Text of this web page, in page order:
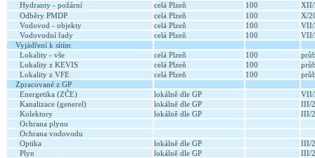
Hydranty - požární
celá Plzeň 100
Odběry PMDP
celá Plzeň 100
X/
Vodovod - objekty
celá Plzeň 100
Vodovodní řady
celá Plzeň 100
Vyjádření k sítím
Lokality - vše
celá Plzeň 100
Lokality z KEVIS
celá Plzeň 100
Lokality z VFE
celá Plzeň 100
Zpracované z GP
Energetika (ZČE)
lokálně dle GP
Kanalizace (generel)
lokálně dle GP
III/
Kolektory
lokálně dle GP
III/
Ochrana plynu
Ochrana vodovodu
Optika
lokálně dle GP
III/
Plyn
lokálně dle GP
III/